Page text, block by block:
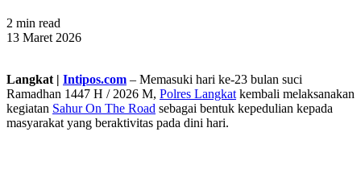
2 min read
13 Maret 2026
Langkat | Intipos.com – Memasuki hari ke-23 bulan suci
Ramadhan 1447 H / 2026 M, Polres Langkat kembali melaksanakan
kegiatan Sahur On The Road sebagai bentuk kepedulian kepada
masyarakat yang beraktivitas pada dini hari.